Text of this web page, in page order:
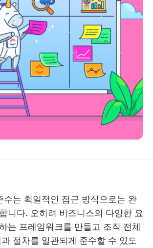
수는 획일적인 접근 방식으로는 완
니다. 오히려 비즈니스의 다양한 요
는 프레임워크를 만들고 조직 전체
절차를 일관되게 준수할 수 있도